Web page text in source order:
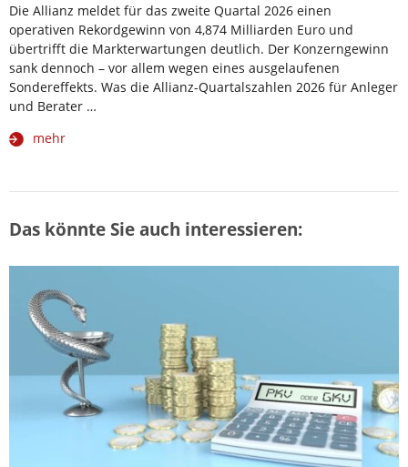
Die Allianz meldet für das zweite Quartal 2026 einen
operativen Rekordgewinn von 4,874 Milliarden Euro und
übertrifft die Markterwartungen deutlich. Der Konzerngewinn
sank dennoch – vor allem wegen eines ausgelaufenen
Sondereffekts. Was die Allianz-Quartalszahlen 2026 für Anleger
und Berater …
mehr
Das könnte Sie auch interessieren: